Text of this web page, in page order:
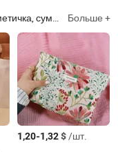
холодильник, сумка-тоут, рюкзак, пенал Больше +
1,20-1,32$/шт.